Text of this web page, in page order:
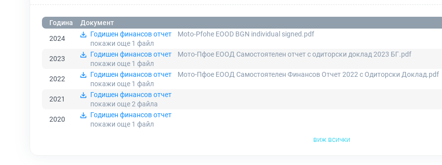
Година
Документ
2024
Годишен финансов отчет
Moto-Pfohe EOOD BGN individual signed.pdf
покажи още 1 файл
2023
Годишен финансов отчет
Мото-Пфое ЕООД Самостоятелен отчет с одиторски доклад 2023 БГ.pdf
покажи още 1 файл
2022
Годишен финансов отчет
Мото-Пфое ЕООД Самостоятелен Финансов Отчет 2022 с Одиторски Доклад.pdf
покажи още 1 файл
2021
Годишен финансов отчет
покажи още 2 файла
2020
Годишен финансов отчет
покажи още 1 файл
виж всички